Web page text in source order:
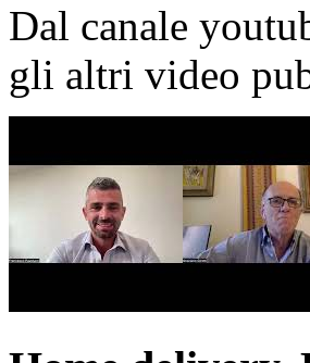
Dal canale
gli altri video